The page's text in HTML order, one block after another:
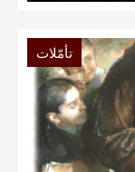
تأمّلات